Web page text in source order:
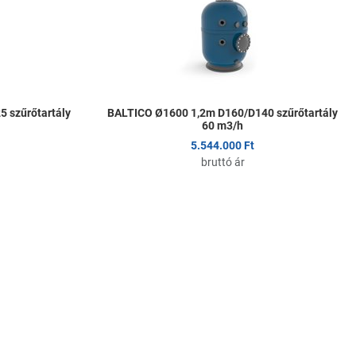
szűrőtartály
BALTICO Ø1600 1,2m D160/D140 szűrőtartály
60 m3/h
5.544.000 Ft
bruttó ár